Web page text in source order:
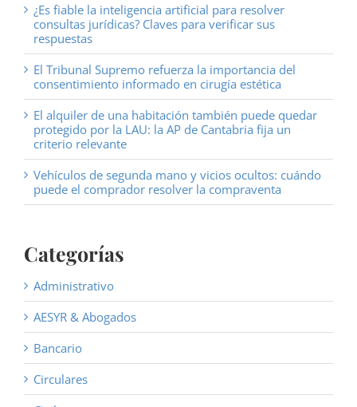
¿Es fiable la inteligencia artificial para resolver
consultas jurídicas? Claves para verificar sus
respuestas
El Tribunal Supremo refuerza la importancia del
consentimiento informado en cirugía estética
El alquiler de una habitación también puede quedar
protegido por la LAU: la AP de Cantabria fija un
criterio relevante
Vehículos de segunda mano y vicios ocultos: cuándo
puede el comprador resolver la compraventa
Categorías
Administrativo
AESYR & Abogados
Bancario
Circulares